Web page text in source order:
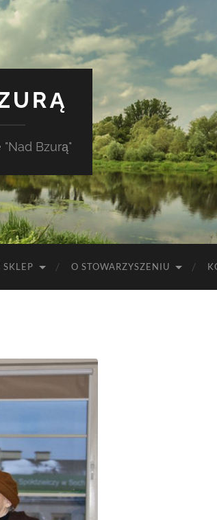
Bzurą"
SKLEP O STOWARZYSZENIU